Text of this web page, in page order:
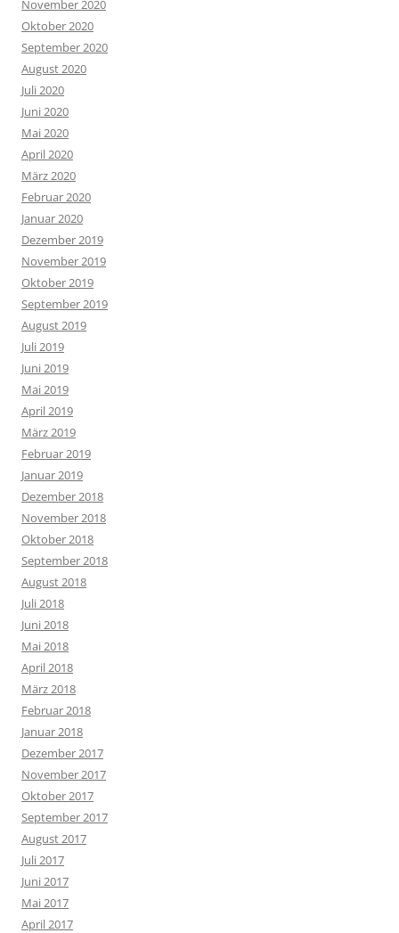
November 2020
Oktober 2020
September 2020
August 2020
Juli 2020
Juni 2020
Mai 2020
April 2020
März 2020
Februar 2020
Januar 2020
Dezember 2019
November 2019
Oktober 2019
September 2019
August 2019
Juli 2019
Juni 2019
Mai 2019
April 2019
März 2019
Februar 2019
Januar 2019
Dezember 2018
November 2018
Oktober 2018
September 2018
August 2018
Juli 2018
Juni 2018
Mai 2018
April 2018
März 2018
Februar 2018
Januar 2018
Dezember 2017
November 2017
Oktober 2017
September 2017
August 2017
Juli 2017
Juni 2017
Mai 2017
April 2017